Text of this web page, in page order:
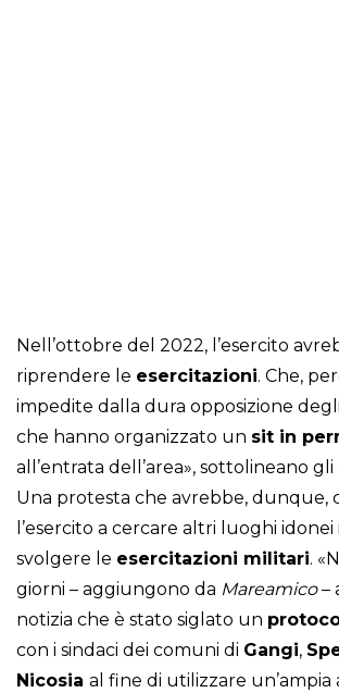
Nell’ottobre del 2022, l’esercito
riprendere le esercitazioni. Che,
impedite dalla dura opposizione
che hanno organizzato un sit in
all’entrata dell’area», sottolineano gli
Una protesta che avrebbe, dunque,
l’esercito a cercare altri luoghi idonei
svolgere le esercitazioni militari.
giorni – aggiungono da Mareamico–
notizia che è stato siglato un
con i sindaci dei comuni di Gangi,
Nicosia al fine di utilizzare un’ampia